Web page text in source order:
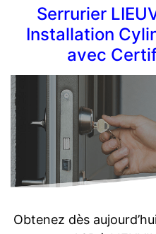
Serrurier
Installation
avec
Obtenez dès